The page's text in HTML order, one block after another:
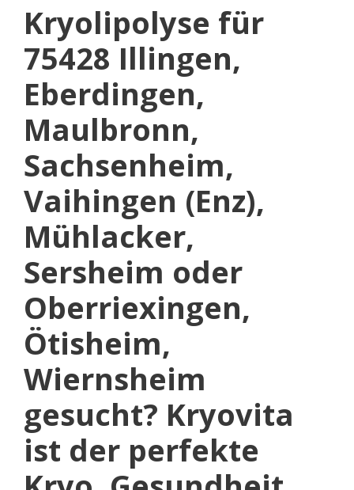
Kryolipolyse für
75428 Illingen,
Eberdingen,
Maulbronn,
Sachsenheim,
Vaihingen (Enz),
Mühlacker,
Sersheim oder
Oberriexingen,
Ötisheim,
Wiernsheim
gesucht? Kryovita
ist der perfekte